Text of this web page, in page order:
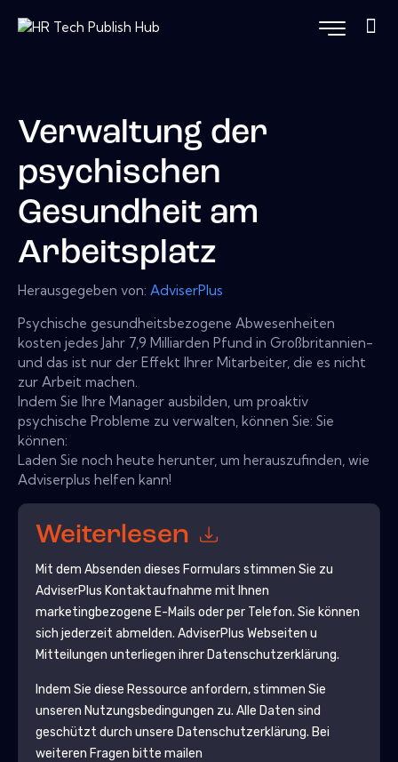
Verwaltung der
psychischen
Gesundheit am
Arbeitsplatz
Herausgegeben von: AdviserPlus
Psychische gesundheitsbezogene Abwesenheiten
kosten jedes Jahr 7,9 Milliarden Pfund in Großbritannien-
und das ist nur der Effekt Ihrer Mitarbeiter, die es nicht
zur Arbeit machen.
Indem Sie Ihre Manager ausbilden, um proaktiv
psychische Probleme zu verwalten, können Sie: Sie
können:
Laden Sie noch heute herunter, um herauszufinden, wie
Adviserplus helfen kann!
Weiterlesen
Mit dem Absenden dieses Formulars stimmen Sie zu
AdviserPlus Kontaktaufnahme mit Ihnen
marketingbezogene E-Mails oder per Telefon. Sie können
sich jederzeit abmelden. AdviserPlus Webseiten u
Mitteilungen unterliegen ihrer Datenschutzerklärung.
Indem Sie diese Ressource anfordern, stimmen Sie
unseren Nutzungsbedingungen zu. Alle Daten sind
geschützt durch unsere Datenschutzerklärung. Bei
weiteren Fragen bitte mailen